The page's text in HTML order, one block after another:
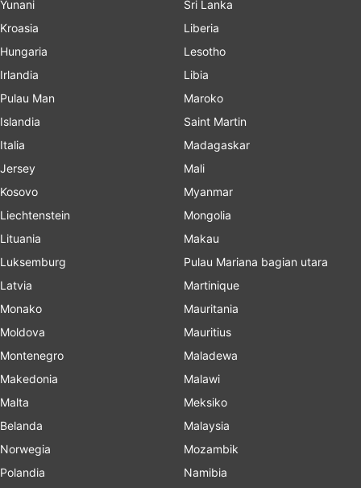
Yunani
Kroasia
Hungaria
Irlandia
Pulau Man
Islandia
Italia
Jersey
Kosovo
Liechtenstein
Lituania
Luksemburg
Latvia
Monako
Moldova
Montenegro
Makedonia
Malta
Belanda
Norwegia
Polandia
Sri Lanka
Liberia
Lesotho
Libia
Maroko
Saint Martin
Madagaskar
Mali
Myanmar
Mongolia
Makau
Pulau Mariana bagian utara
Martinique
Mauritania
Mauritius
Maladewa
Malawi
Meksiko
Malaysia
Mozambik
Namibia